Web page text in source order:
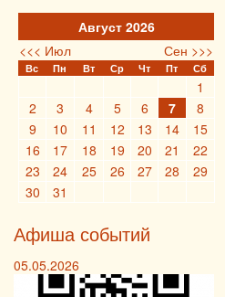
Август 2026
<<< Июл
Сен >>>
Вс Пн Вт Ср Чт Пт Сб
1
2
3 4 5 6 7
8
9
10 11 12 13 14
15
16
17 18 19 20 21
22
23
24 25 26 27 28
29
30
31
Афиша событий
05.05.2026